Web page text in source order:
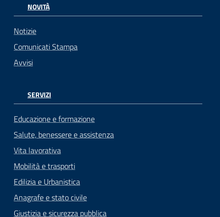
NOVITÀ
Notizie
Comunicati Stampa
Avvisi
SERVIZI
Educazione e formazione
Salute, benessere e assistenza
Vita lavorativa
Mobilità e trasporti
Edilizia e Urbanistica
Anagrafe e stato civile
Giustizia e sicurezza pubblica